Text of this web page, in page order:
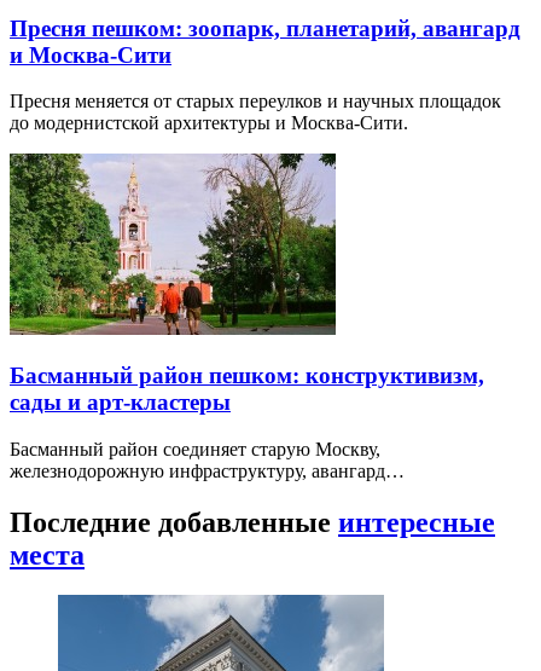
Пресня пешком: зоопарк, планетарий, авангард
и Москва-Сити
Пресня меняется от старых переулков и научных площадок
до модернистской архитектуры и Москва-Сити.
Басманный район пешком: конструктивизм,
сады и арт-кластеры
Басманный район соединяет старую Москву,
железнодорожную инфраструктуру, авангард…
Последние добавленные интересные
места